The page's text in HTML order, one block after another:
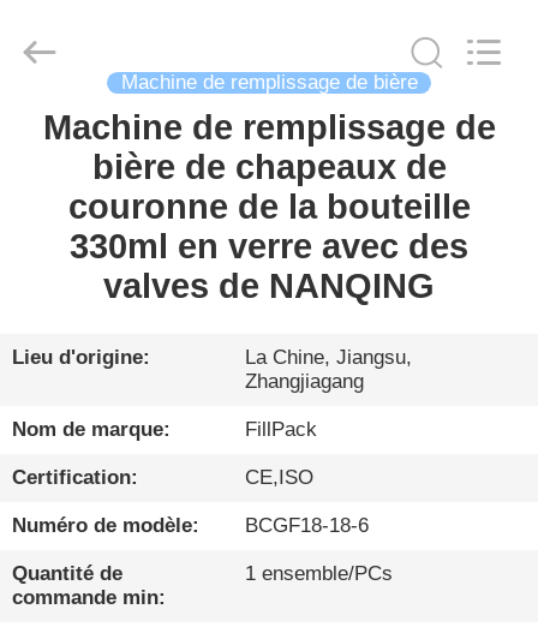
MAISON
PRODUITS
DE
VISITE
D'USINE
CONTRÔLE
PACK
Machinery
Reserved.
Machine de remplissage de bière
Machine de remplissage de
bière de chapeaux de
couronne de la bouteille
330ml en verre avec des
valves de NANQING
Lieu d'origine:
La Chine, Jiangsu,
Zhangjiagang
Nom de marque: FillPack
Certification: CE,ISO
Numéro de modèle: BCGF18-18-6
Quantité de
commande min:
1 ensemble/PCs